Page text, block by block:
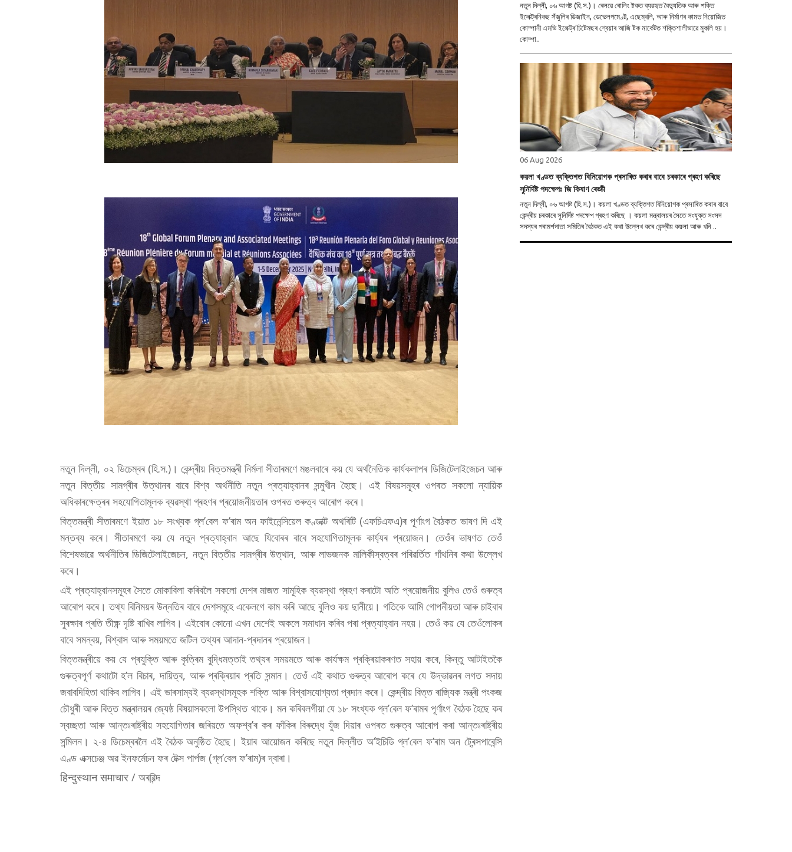
নতুন দিল্লী, ০২ ডিচেম্বৰ (হি.স.)। কেন্দ্ৰীয় বিত্তমন্ত্ৰী নিৰ্মলা সীতাৰমণে মঙলবাৰে কয় যে অৰ্থনৈতিক কাৰ্যকলাপৰ ডিজিটেলাইজেচন আৰু
নতুন বিত্তীয় সামগ্ৰীৰ উত্থানৰ বাবে বিশ্ব অৰ্থনীতি নতুন প্ৰত্যাহ্বানৰ সন্মুখীন হৈছে। এই বিষয়সমূহৰ ওপৰত সকলো ন্যায়িক
অধিকাৰক্ষেত্ৰৰ সহযোগিতামূলক ব্যৱস্থা গ্ৰহণৰ প্ৰয়োজনীয়তাৰ ওপৰত গুৰুত্ব আৰোপ কৰে।
বিত্তমন্ত্ৰী সীতাৰমণে ইয়াত ১৮ সংখ্যক গ্ল’বেল ফ’ৰাম অন ফাইনেন্সিয়েল কণ্ডাক্ট অথৰিটি (এফচিএফএ)ৰ পূৰ্ণাংগ বৈঠকত ভাষণ দি এই
মন্তব্য কৰে। সীতাৰমণে কয় যে নতুন প্ৰত্যাহ্বান আছে যিবোৰৰ বাবে সহযোগিতামূলক কাৰ্য্যৰ প্ৰয়োজন। তেওঁৰ ভাষণত তেওঁ
বিশেষভাৱে অৰ্থনীতিৰ ডিজিটেলাইজেচন, নতুন বিত্তীয় সামগ্ৰীৰ উত্থান, আৰু লাভজনক মালিকীস্বত্বৰ পৰিৱৰ্তিত গাঁথনিৰ কথা উল্লেখ
কৰে।
এই প্ৰত্যাহ্বানসমূহৰ সৈতে মোকাবিলা কৰিবলৈ সকলো দেশৰ মাজত সামূহিক ব্যৱস্থা গ্ৰহণ কৰাটো অতি প্ৰয়োজনীয় বুলিও তেওঁ গুৰুত্ব
আৰোপ কৰে। তথ্য বিনিময়ৰ উন্নতিৰ বাবে দেশসমূহে একেলগে কাম কৰি আছে বুলিও কয় ছানীয়ে। গতিকে আমি গোপনীয়তা আৰু চাইবাৰ
সুৰক্ষাৰ প্ৰতি তীক্ষ্ণ দৃষ্টি ৰাখিব লাগিব। এইবোৰ কোনো এখন দেশেই অকলে সমাধান কৰিব পৰা প্ৰত্যাহ্বান নহয়। তেওঁ কয় যে তেওঁলোকৰ
বাবে সমন্বয়, বিশ্বাস আৰু সময়মতে জটিল তথ্যৰ আদান-প্ৰদানৰ প্ৰয়োজন।
বিত্তমন্ত্ৰীয়ে কয় যে প্ৰযুক্তি আৰু কৃত্ৰিম বুদ্ধিমত্তাই তথ্যৰ সময়মতে আৰু কাৰ্যক্ষম প্ৰক্ৰিয়াকৰণত সহায় কৰে, কিন্তু আটাইতকৈ
গুৰুত্বপূৰ্ণ কথাটো হ’ল বিচাৰ, দায়িত্ব, আৰু প্ৰক্ৰিয়াৰ প্ৰতি সন্মান। তেওঁ এই কথাত গুৰুত্ব আৰোপ কৰে যে উদ্ভাৱনৰ লগত সদায়
জবাবদিহিতা থাকিব লাগিব। এই ভাৰসাম্যই ব্যৱস্থাসমূহক শক্তি আৰু বিশ্বাসযোগ্যতা প্ৰদান কৰে। কেন্দ্ৰীয় বিত্ত ৰাজ্যিক মন্ত্ৰী পংকজ
চৌধুৰী আৰু বিত্ত মন্ত্ৰালয়ৰ জ্যেষ্ঠ বিষয়াসকলো উপস্থিত থাকে। মন কৰিবলগীয়া যে ১৮ সংখ্যক গ্ল’বেল ফ’ৰামৰ পূৰ্ণাংগ বৈঠক হৈছে কৰ
স্বচ্ছতা আৰু আন্তঃৰাষ্ট্ৰীয় সহযোগিতাৰ জৰিয়তে অফশ্ব’ৰ কৰ ফাঁকিৰ বিৰুদ্ধে যুঁজ দিয়াৰ ওপৰত গুৰুত্ব আৰোপ কৰা আন্তঃৰাষ্ট্ৰীয়
সন্মিলন। ২-৪ ডিচেম্বৰলৈ এই বৈঠক অনুষ্ঠিত হৈছে। ইয়াৰ আয়োজন কৰিছে নতুন দিল্লীত অ’ইচিডি গ্ল’বেল ফ’ৰাম অন ট্ৰেন্সপাৰেন্সি
এণ্ড এক্সচেঞ্জ অৱ ইনফৰ্মেচন ফৰ টেক্স পাৰ্পজ (গ্ল’বেল ফ’ৰাম)ৰ দ্বাৰা।
हिन्दुस्थान समाचार / অৰৱিন্দ
নতুন দিল্লী, ০৬ আগষ্ট (হি.স.)। ৰেলৱে ৰোলিং ষ্টকত ব্যৱহৃত বৈদ্যুতিক আৰু শক্তি
ইলেক্ট্ৰনিকছ সঁজুলিৰ ডিজাইন, ডেভেলপমেণ্ট, এছেম্বলি, আৰু নিৰ্মাণৰ কামত নিয়োজিত
কোম্পানী এমভি ইলেক্ট্ৰ’চিষ্টেমছৰ শ্বেয়াৰ আজি ষ্টক মাৰ্কেটত শক্তিশালীভাৱে মুকলি হয়।
কোম্পা..
06 Aug 2026
কয়লা খণ্ডত ব্যক্তিগত বিনিয়োগক প্ৰসাৰিত কৰাৰ বাবে চৰকাৰে গ্ৰহণ কৰিছে
সুনিৰ্দিষ্ট পদক্ষেপঃ জি কিষাণ ৰেড্ডী
নতুন দিল্লী, ০৬ আগষ্ট (হি.স.)। কয়লা খণ্ডত ব্যক্তিগত বিনিয়োগক প্ৰসাৰিত কৰাৰ বাবে
কেন্দ্ৰীয় চৰকাৰে সুনিৰ্দিষ্ট পদক্ষেপ গ্ৰহণ কৰিছে । কয়লা মন্ত্ৰালয়ৰ সৈতে সংযুক্ত সংসদ
সদস্যৰ পৰামৰ্শদাতা সমিতিৰ বৈঠকত এই কথা উল্লেখ কৰে কেন্দ্ৰীয় কয়লা আৰু খনি ..